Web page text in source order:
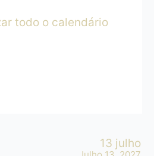
todo o calendário
13 julho